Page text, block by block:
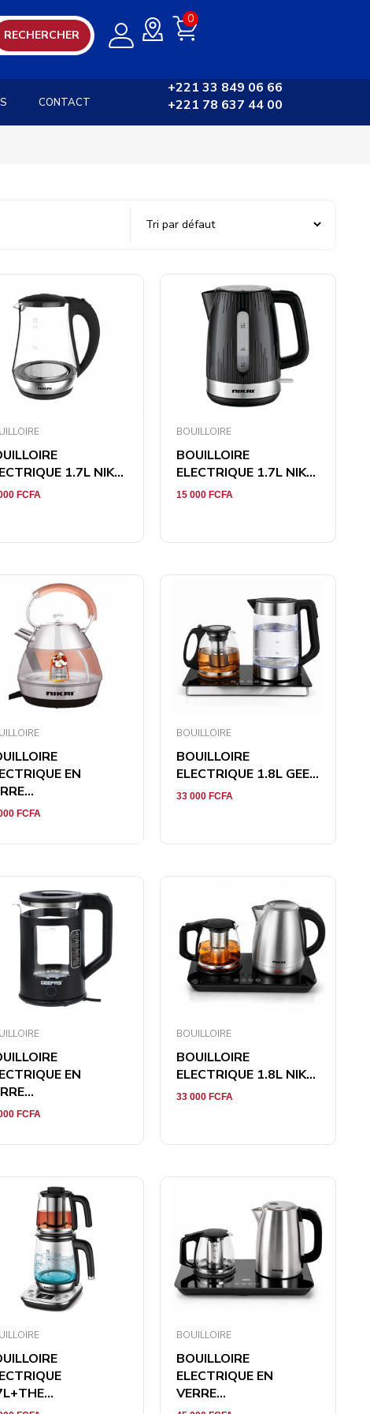
RECHERCHER
0
CONTACT
+221 33 849 06 66
+221 78 637 44 00
1.7L NIK...
FCFA
BOUILLOIRE
BOUILLOIRE
ELECTRIQUE 1.7L NIK...
15 000 FCFA
EN
FCFA
BOUILLOIRE
BOUILLOIRE
ELECTRIQUE 1.8L GEE...
33 000 FCFA
EN
FCFA
BOUILLOIRE
BOUILLOIRE
ELECTRIQUE 1.8L NIK...
33 000 FCFA
BOUILLOIRE
BOUILLOIRE
ELECTRIQUE EN
VERRE...